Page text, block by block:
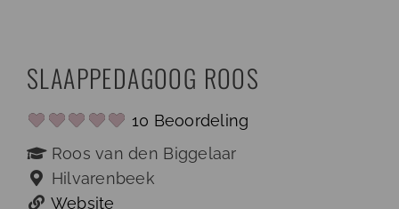
SLAAPPEDAGOOG ROOS
10 Beoordeling
Roos van den Biggelaar
Hilvarenbeek
Website